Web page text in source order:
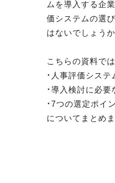
ムを導入する企
価システムの選
はないでしょうか
こちらの資料では
・人事評価シス
・導入検討に必
・7つの選定ポイ
についてまとめ